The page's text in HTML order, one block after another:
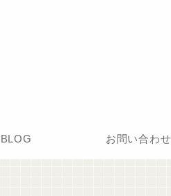
BLOG お問い合わせ